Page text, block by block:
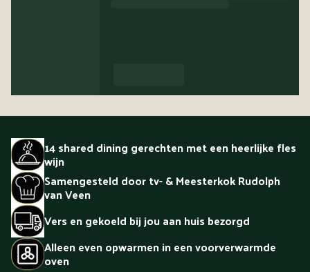
14 shared dining gerechten met een heerlijke fles
wijn
Samengesteld door tv- & Meesterkok Rudolph
van Veen
Vers en gekoeld bij jou aan huis bezorgd
Alleen even opwarmen in een voorverwarmde
oven